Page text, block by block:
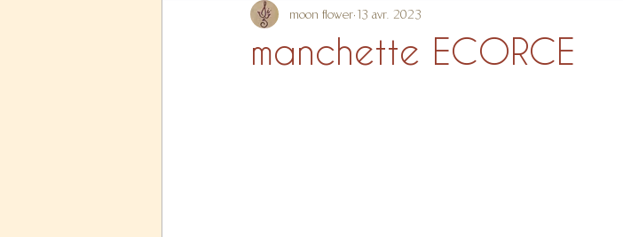
manchette ECORCE
moon flower 13 avr. 2023